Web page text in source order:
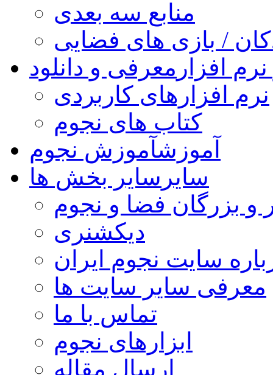
منابع سه بعدی
/ بازی های فضایی
افزار معرفی و دانلود
نرم افزارهای کاربردی
کتاب های نجوم
آموزشآموزش نجوم
سایر سایر بخش ها
و بزرگان فضا و نجوم
دیکشنری
سایت نجوم ایران
معرفی سایر سایت ها
تماس با ما
ابزارهای نجوم
ارسال مقاله